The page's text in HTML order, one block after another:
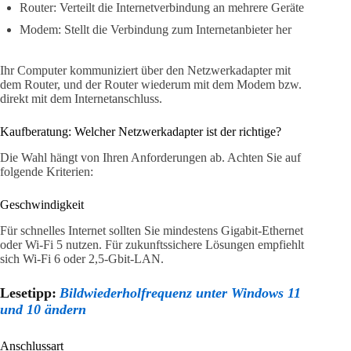
Router: Verteilt die Internetverbindung an mehrere Geräte
Modem: Stellt die Verbindung zum Internetanbieter her
Ihr Computer kommuniziert über den Netzwerkadapter mit
dem Router, und der Router wiederum mit dem Modem bzw.
direkt mit dem Internetanschluss.
Kaufberatung: Welcher Netzwerkadapter ist der richtige?
Die Wahl hängt von Ihren Anforderungen ab. Achten Sie auf
folgende Kriterien:
Geschwindigkeit
Für schnelles Internet sollten Sie mindestens Gigabit-Ethernet
oder Wi-Fi 5 nutzen. Für zukunftssichere Lösungen empfiehlt
sich Wi-Fi 6 oder 2,5-Gbit-LAN.
Lesetipp: Bildwiederholfrequenz unter Windows 11
und 10 ändern
Anschlussart